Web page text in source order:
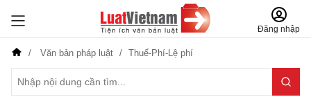
Đăng nhập
Văn bản pháp luật Thuế-Phí-Lệ phí